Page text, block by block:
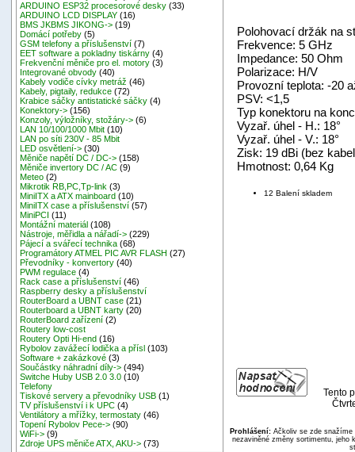
ARDUINO ESP32 procesorové desky (33)
ARDUINO LCD DISPLAY (16)
BMS JKBMS JIKONG-> (19)
Domácí potřeby (5)
GSM telefony a příslušenství (7)
EET software a pokladny tiskárny (4)
Frekvenční měniče pro el. motory (3)
Integrované obvody (40)
Kabely vodiče cívky metráž (46)
Kabely, pigtaily, redukce (72)
Krabice sáčky antistatické sáčky (4)
Konektory-> (156)
Konzoly, výložníky, stožáry-> (6)
LAN 10/100/1000 Mbit (10)
LAN po síti 230V - 85 Mbit
LED osvětlení-> (30)
Měniče napětí DC / DC-> (158)
Měniče invertory DC / AC (9)
Meteo (2)
Mikrotik RB,PC,Tp-link (3)
MiniITX a ATX mainboard (10)
MiniITX case a příslušenství (57)
MiniPCI (11)
Montážní materiál (108)
Nástroje, měřidla a nářadí-> (229)
Pájecí a svářecí technika (68)
Programátory ATMEL PIC AVR FLASH (27)
Převodníky - konvertory (40)
PWM regulace (4)
Rack case a příslušenství (46)
Raspberry desky a příslušenství
RouterBoard a UBNT case (21)
Routerboard a UBNT karty (20)
RouterBoard zařízení (2)
Routery low-cost
Routery Opti Hi-end (16)
Rybolov zavážecí lodička a přísl (103)
Software + zakázkové (3)
Součástky náhradní díly-> (494)
Switche Huby USB 2.0 3.0 (10)
Telefony
Tiskové servery a převodníky USB (1)
TV příslušenství i k UPC (4)
Ventilátory a mřížky, termostaty (46)
Topení Rybolov Pece-> (90)
WiFi-> (9)
Zdroje UPS měniče ATX, AKU-> (73)
Polohovací držák na
Frekvence: 5 GHz
Impedance: 50 Ohm
Polarizace: H/V
Provozní teplota: -20
PSV: <1,5
Typ konektoru na
Vyzař. úhel - H.: 18°
Vyzař. úhel - V.: 18°
Zisk: 19 dBi (bez
Hmotnost: 0,64 Kg
12 Balení skladem
Tento
Prohlášení:Ačkoliv se zde snažíme
nezaviněné změny sortimentu, jeho